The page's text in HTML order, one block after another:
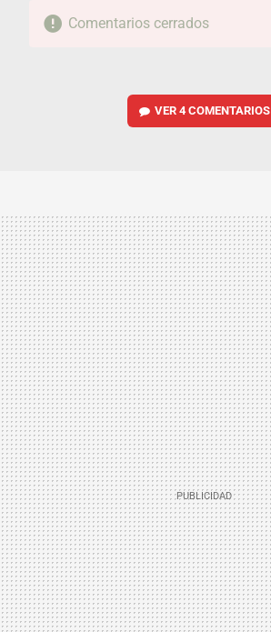
Comentarios cerrados
VER4 COMENTARIOS